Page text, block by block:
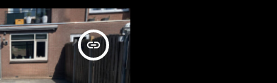
insert_link